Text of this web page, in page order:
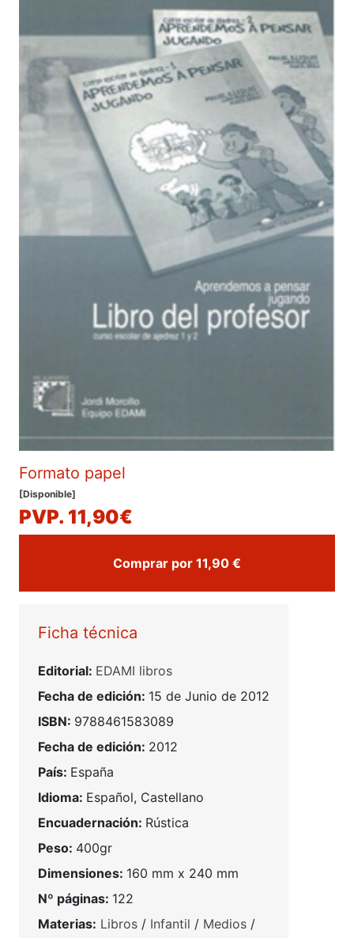
Formato papel
[Disponible]
PVP. 11,90€
Comprar por 11,90 €
Ficha técnica
Editorial: EDAMI libros
Fecha de edición: 15 de Junio de 2012
ISBN: 9788461583089
Fecha de edición: 2012
País: España
Idioma: Español, Castellano
Encuadernación: Rústica
Peso: 400gr
Dimensiones: 160 mm x 240 mm
Nº páginas: 122
Materias: Libros / Infantil / Medios /